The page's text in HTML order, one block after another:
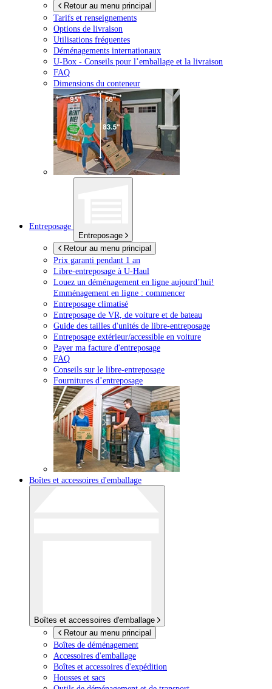
Retour au menu principal
Tarifs et renseignements
Options de livraison
Utilisations fréquentes
Déménagements internationaux
U-Box - Conseils pour l’emballage et la livraison
FAQ
Dimensions du conteneur
Entreposage
Entreposage
Retour au menu principal
Prix garanti pendant 1 an
Libre-entreposage à U-Haul
Louez un déménagement en ligne aujourd’hui!
Emménagement en ligne : commencer
Entreposage climatisé
Entreposage de VR, de voiture et de bateau
Guide des tailles d'unités de libre-entreposage
Entreposage extérieur/accessible en voiture
Payer ma facture d'entreposage
FAQ
Conseils sur le libre-entreposage
Fournitures d’entreposage
Boîtes et accessoires d'emballage
Boîtes et accessoires d'emballage
Retour au menu principal
Boîtes de déménagement
Accessoires d'emballage
Boîtes et accessoires d'expédition
Housses et sacs